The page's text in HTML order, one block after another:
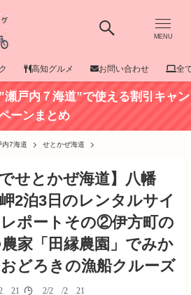
MENU
高知グルメ お問い合わせ 全
瀬戸内７海道”で使える割引キャン
ーンまとめ
内7海道 せとかぜ海道
でせとかぜ海道】八幡
2泊3日のレンタルサイ
ポートその②伊方町の
家「田縁農園」でみか
どろきの漁船クルーズ
02/20/2021